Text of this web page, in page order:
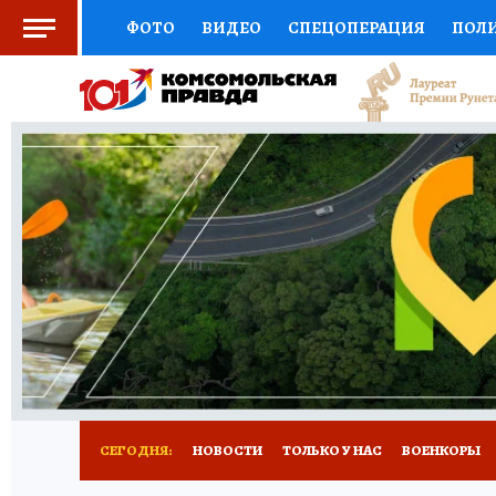
ФОТО ВИДЕО СПЕЦОПЕРАЦИЯ
СОЦПОДДЕРЖКА НАУКА СПОРТ
ВЫБОР ЭКСПЕРТОВ ДОКТОР
КНИЖНАЯ ПОЛКА ПРОГНОЗЫ НА СПОРТ
ПРЕСС-ЦЕНТР НЕДВИЖИМОСТЬ
РАДИО КП РЕКЛАМА ТЕСТЫ НОВОЕ
СЕГОДНЯ: НОВОСТИ ТОЛЬКО У НАС ВОЕНКОРЫ